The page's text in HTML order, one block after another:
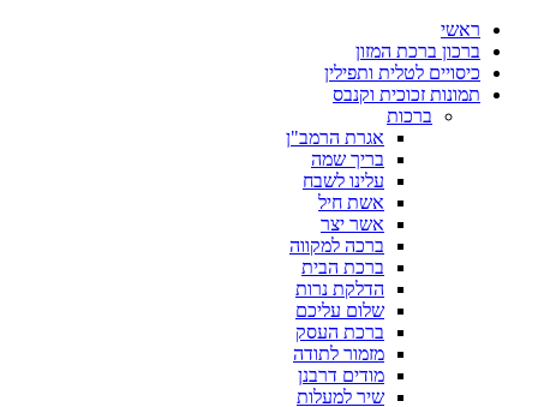
ראשי
ברכון ברכת המזון
כיסויים לטלית ותפילין
תמונות זכוכית וקנבס
ברכות
אגרת הרמב"ן
בריך שמה
עלינו לשבח
אשת חיל
אשר יצר
ברכה למקווה
ברכת הבית
הדלקת נרות
שלום עליכם
ברכת העסק
מזמור לתודה
מודים דרבנן
שיר למעלות